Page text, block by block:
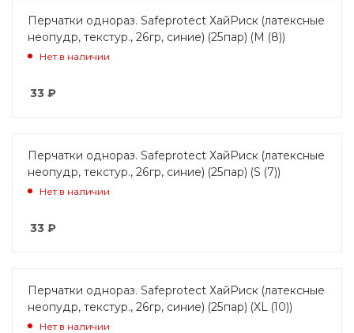
Перчатки однораз. Safeprotect ХайРиск (латексные
неопудр, текстур., 26гр, синие) (25пар) (M (8))
Нет в наличии
33 ₽
Перчатки однораз. Safeprotect ХайРиск (латексные
неопудр, текстур., 26гр, синие) (25пар) (S (7))
Нет в наличии
33 ₽
Перчатки однораз. Safeprotect ХайРиск (латексные
неопудр, текстур., 26гр, синие) (25пар) (XL (10))
Нет в наличии